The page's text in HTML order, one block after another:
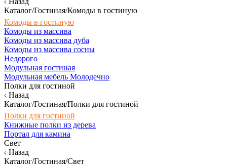
Каталог/Гостиная/Комоды в гостиную
Комоды в гостиную
Комоды из массива
Комоды из массива дуба
Комоды из массива сосны
Недорого
Модульная гостиная
Модульная мебель Молодечно
Полки для гостиной
Назад
Каталог/Гостиная/Полки для гостиной
Полки для гостиной
Книжные полки из дерева
Портал для камина
Свет
Назад
Каталог/Гостиная/Свет